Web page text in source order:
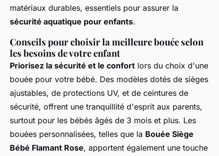
matériaux durables, essentiels pour assurer la
sécurité aquatique pour enfants.
Conseils pour choisir la meilleure bouée selon
les besoins de votre enfant
Priorisez la sécurité et le confort lors du choix d'une
bouée pour votre bébé. Des modèles dotés de sièges
ajustables, de protections UV, et de ceintures de
sécurité, offrent une tranquillité d'esprit aux parents,
surtout pour les bébés âgés de 3 mois et plus. Les
bouées personnalisées, telles que la Bouée Siège
Bébé Flamant Rose, apportent également une touche